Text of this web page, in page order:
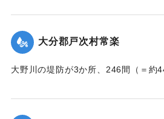
｜固有コード: 002680202
大分郡戸次村常楽
大野川の堤防が3か所、246間（＝約